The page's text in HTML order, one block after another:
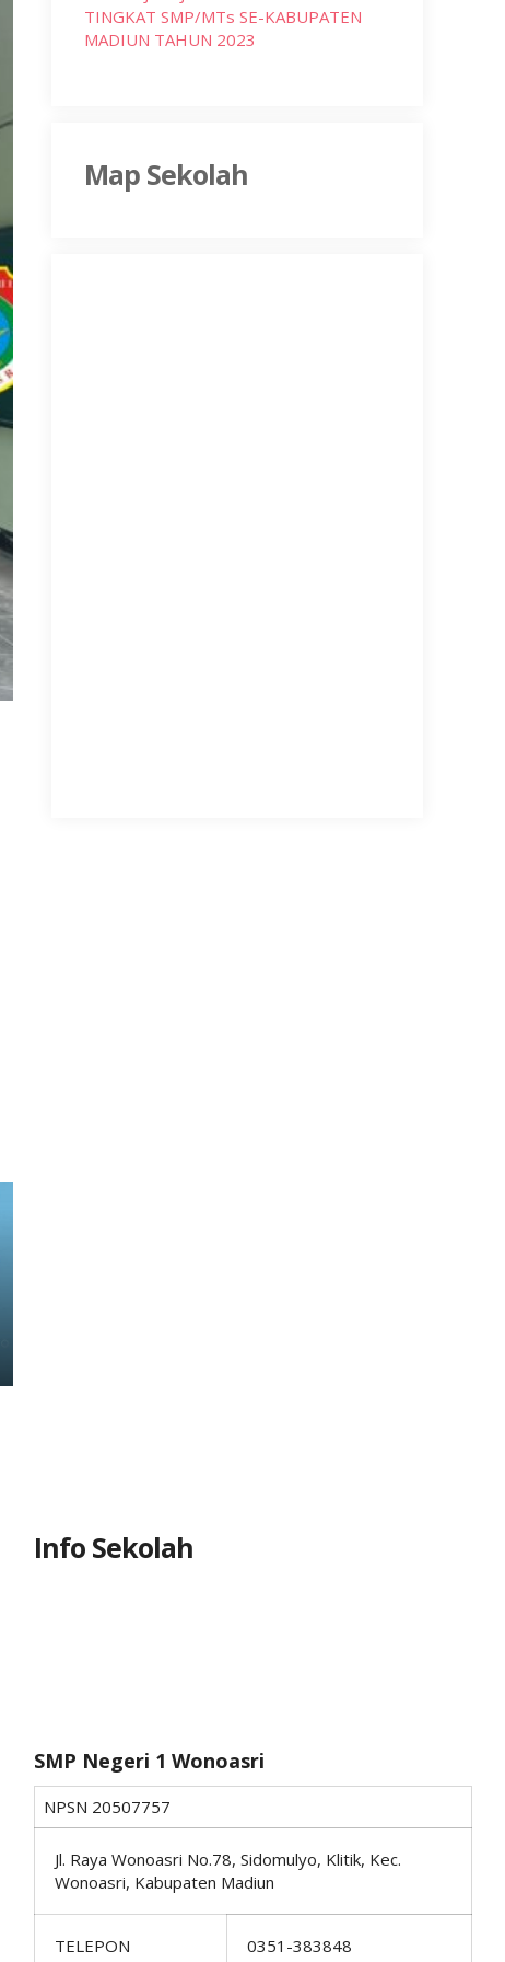
TINGKAT SMP/MTs SE-KABUPATEN
MADIUN TAHUN 2023
Map Sekolah
Info Sekolah
SMP Negeri 1 Wonoasri
NPSN 20507757
Jl. Raya Wonoasri No.78, Sidomulyo, Klitik, Kec.
Wonoasri, Kabupaten Madiun
TELEPON 0351-383848